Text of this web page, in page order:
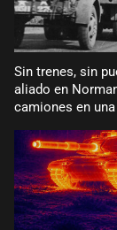
Sin trenes, sin
aliado en
camiones en